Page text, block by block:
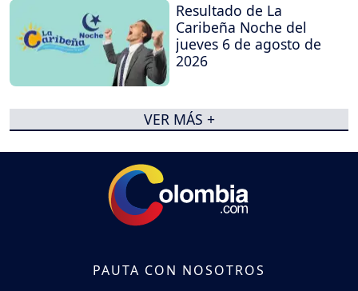
Resultado de La
Caribeña Noche del
jueves 6 de agosto de
2026
VER MÁS +
PAUTA CON NOSOTROS